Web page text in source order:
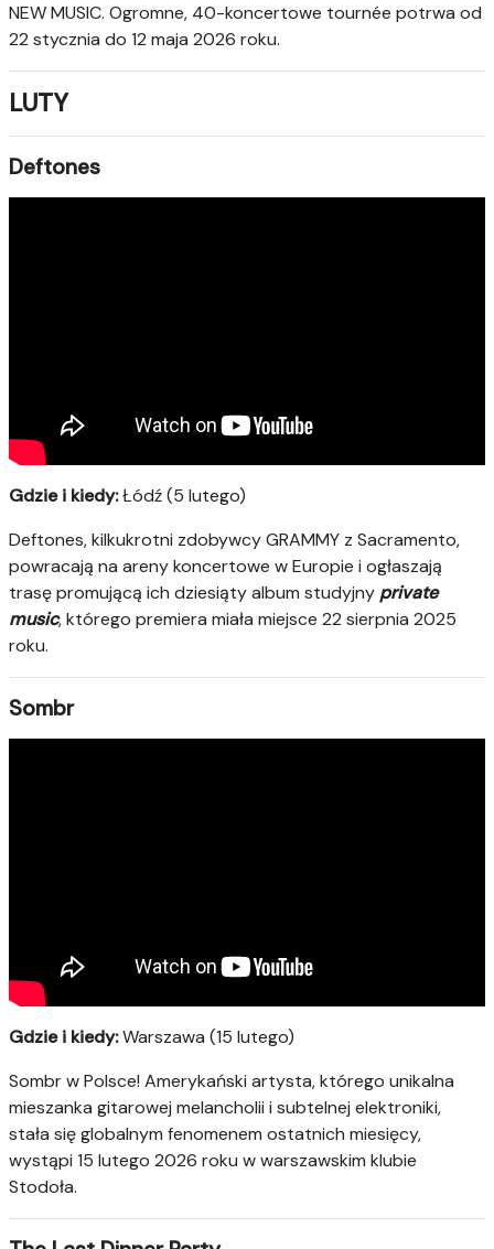
NEW MUSIC. Ogromne, 40-koncertowe tournée potrwa od
22 stycznia do 12 maja 2026 roku.
LUTY
Deftones
Gdzie i kiedy:Łódź (5 lutego)
Deftones, kilkukrotni zdobywcy GRAMMY z Sacramento,
powracają na areny koncertowe w Europie i ogłaszają
trasę promującą ich dziesiąty album studyjny private
music, którego premiera miała miejsce 22 sierpnia 2025
roku.
Sombr
Gdzie i kiedy:Warszawa (15 lutego)
Sombr w Polsce! Amerykański artysta, którego unikalna
mieszanka gitarowej melancholii i subtelnej elektroniki,
stała się globalnym fenomenem ostatnich miesięcy,
wystąpi 15 lutego 2026 roku w warszawskim klubie
Stodoła.